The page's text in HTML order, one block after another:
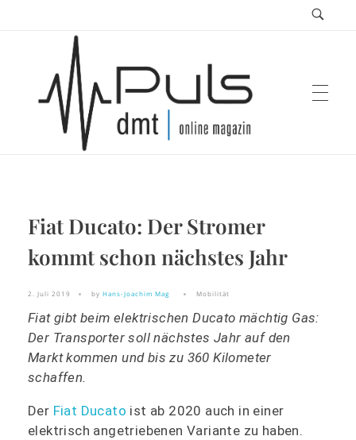
Puls Magazin
Zukunft der Mobilität
Fiat Ducato: Der Stromer
kommt schon nächstes Jahr
2. Juli 2019 by Hans-Joachim Mag Mobilität
Fiat gibt beim elektrischen Ducato mächtig Gas:
Der Transporter soll nächstes Jahr auf den
Markt kommen und bis zu 360 Kilometer
schaffen.
Der Fiat Ducato ist ab 2020 auch in einer
elektrisch angetriebenen Variante zu haben.